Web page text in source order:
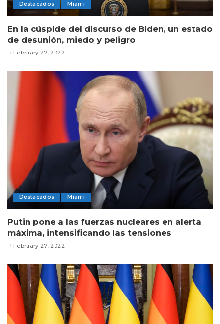
Destacados Miami
En la cúspide del discurso de Biden, un estado
de desunión, miedo y peligro
February 27, 2022
Destacados Miami
Putin pone a las fuerzas nucleares en alerta
máxima, intensificando las tensiones
February 27, 2022